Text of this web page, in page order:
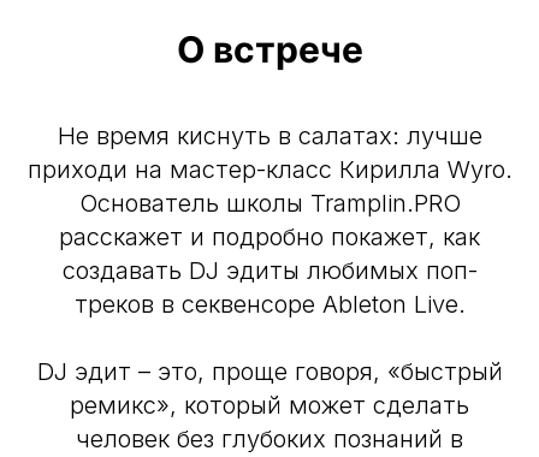
О встрече
Не время киснуть в салатах: лучше
приходи на мастер-класс Кирилла Wyro.
Основатель школы Tramplin.PRO
расскажет и подробно покажет, как
создавать DJ эдиты любимых поп-
треков в секвенсоре Ableton Live.
DJ эдит – это, проще говоря, «быстрый
ремикс», который может сделать
человек без глубоких познаний в